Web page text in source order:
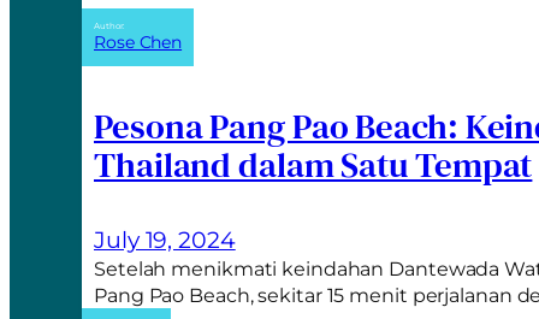
Author:
Rose Chen
Pesona Pang Pao Beach:
Thailand dalam Satu Tempat
July 19, 2024
Setelah menikmati keindahan Dantewada
Pang Pao Beach, sekitar 15 menit perjalanan